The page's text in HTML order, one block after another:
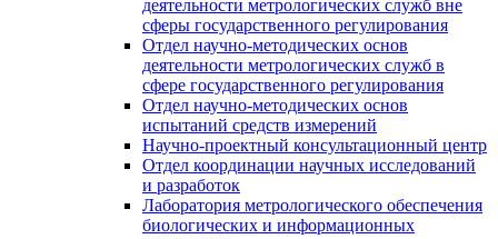
деятельности метрологических служб вне
сферы государственного регулирования
Отдел научно-методических основ
деятельности метрологических служб в
сфере государственного регулирования
Отдел научно-методических основ
испытаний средств измерений
Научно-проектный консультационный центр
Отдел координации научных исследований
и разработок
Лаборатория метрологического обеспечения
биологических и информационных